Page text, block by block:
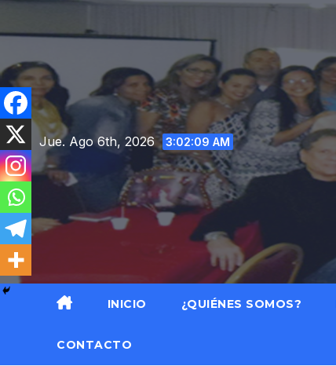
al
contenido
Jue. Ago 6th, 2026 3:02:10 AM
INICIO ¿QUIÉNES SOMOS?
CONTACTO